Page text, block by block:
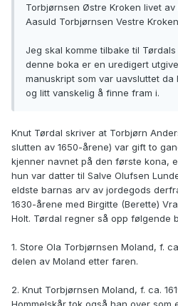
Torbjørnsen Østre Kroken livet
Aasuld Torbjørnsen Vestre
Jeg skal komme tilbake til
denne boka er en uredigert
manuskript som var uavsluttet da
og litt vanskelig å finne fram i.
Knut Tørdal skriver at Torbjørn
slutten av 1650-årene) var gift to
kjenner navnet på den første kona,
hun var datter til Salve Olufsen
eldste barnas arv av jordegods
1630-årene med Birgitte (Berette)
Holt. Tørdal regner så opp følgende
1. Store Ola Torbjørnsen Moland, f.
delen av Moland etter faren.
2. Knut Torbjørnsen Moland, f. ca.